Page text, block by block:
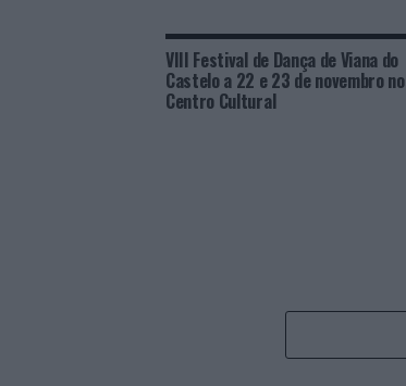
VIII Festival de Dança de Viana do
Castelo a 22 e 23 de novembro no
Centro Cultural